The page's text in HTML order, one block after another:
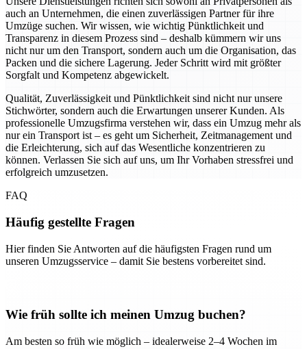
auch an Unternehmen, die einen zuverlässigen Partner für ihre
Umzüge suchen. Wir wissen, wie wichtig Pünktlichkeit und
Transparenz in diesem Prozess sind – deshalb kümmern wir uns
nicht nur um den Transport, sondern auch um die Organisation, das
Packen und die sichere Lagerung. Jeder Schritt wird mit größter
Sorgfalt und Kompetenz abgewickelt.
Qualität, Zuverlässigkeit und Pünktlichkeit sind nicht nur unsere
Stichwörter, sondern auch die Erwartungen unserer Kunden. Als
professionelle Umzugsfirma verstehen wir, dass ein Umzug mehr als
nur ein Transport ist – es geht um Sicherheit, Zeitmanagement und
die Erleichterung, sich auf das Wesentliche konzentrieren zu
können. Verlassen Sie sich auf uns, um Ihr Vorhaben stressfrei und
erfolgreich umzusetzen.
FAQ
Häufig gestellte Fragen
Hier finden Sie Antworten auf die häufigsten Fragen rund um
unseren Umzugsservice – damit Sie bestens vorbereitet sind.
Wie früh sollte ich meinen Umzug buchen?
Am besten so früh wie möglich – idealerweise 2–4 Wochen im